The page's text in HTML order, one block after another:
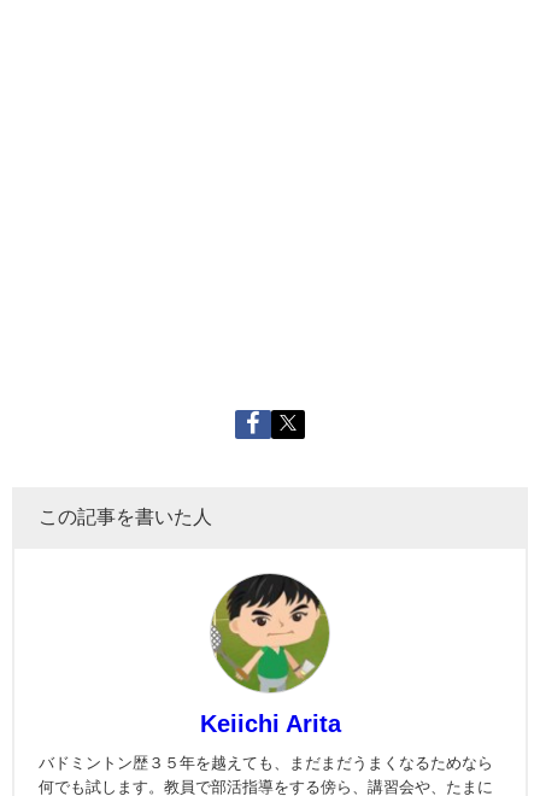
この記事を書いた人
Keiichi Arita
バドミントン歴３５年を越えても、まだまだうまくなるためなら
何でも試します。教員で部活指導をする傍ら、講習会や、たまに